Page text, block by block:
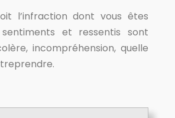
l’infraction dont vous êtes
et ressentis sont
incompréhension, quelle